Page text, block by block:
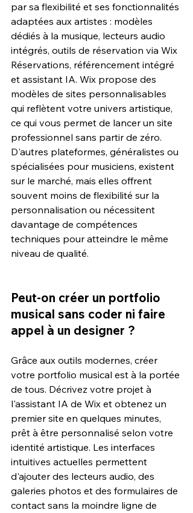
par sa flexibilité et ses fonctionnalités
adaptées aux artistes : modèles
dédiés à la musique, lecteurs audio
intégrés, outils de réservation via Wix
Réservations, référencement intégré
et assistant IA. Wix propose des
modèles de sites personnalisables
qui reflètent votre univers artistique,
ce qui vous permet de lancer un site
professionnel sans partir de zéro.
D'autres plateformes, généralistes ou
spécialisées pour musiciens, existent
sur le marché, mais elles offrent
souvent moins de flexibilité sur la
personnalisation ou nécessitent
davantage de compétences
techniques pour atteindre le même
niveau de qualité.
Peut-on créer un portfolio
musical sans coder ni faire
appel à un designer ?
Grâce aux outils modernes, créer
votre portfolio musical est à la portée
de tous. Décrivez votre projet à
l'assistant IA de Wix et obtenez un
premier site en quelques minutes,
prêt à être personnalisé selon votre
identité artistique. Les interfaces
intuitives actuelles permettent
d'ajouter des lecteurs audio, des
galeries photos et des formulaires de
contact sans la moindre ligne de